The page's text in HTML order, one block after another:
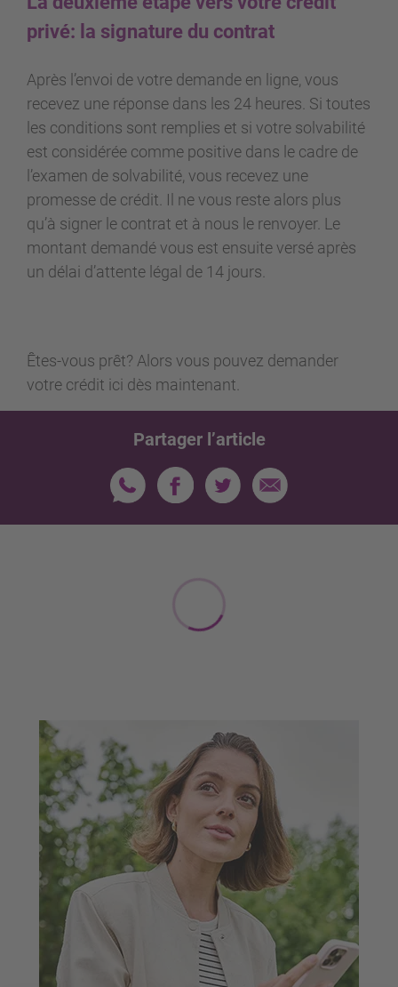
privé: la signature du contrat
Après l’envoi de votre demande en ligne, vous
recevez une réponse dans les 24 heures. Si toutes
les conditions sont remplies et si votre solvabilité
est considérée comme positive dans le cadre de
l’examen de solvabilité, vous recevez une
promesse de crédit. Il ne vous reste alors plus
qu’à signer le contrat et à nous le renvoyer. Le
montant demandé vous est ensuite versé après
un délai d’attente légal de 14 jours.
Êtes-vous prêt? Alors vous pouvez demander
votre crédit ici dès maintenant.
Partager l’article